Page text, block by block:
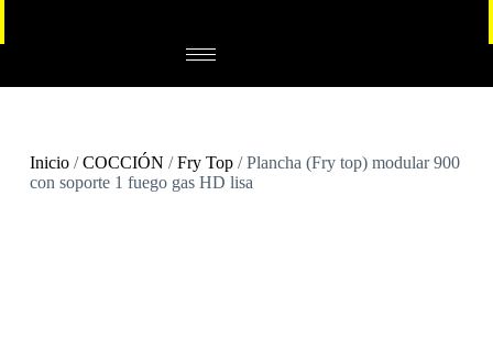
Inicio/COCCIÓN /Fry Top/ Plancha (Fry top) modular 900
con soporte 1 fuego gas HD lisa